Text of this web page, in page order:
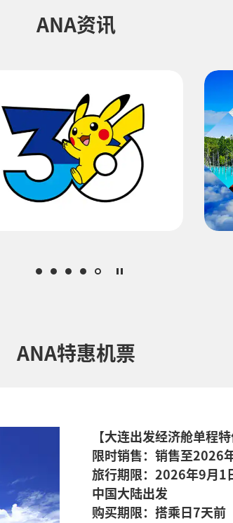
票时可能会因再次计算而发生费用的变动。
ANA资讯
ANA特惠机票
【大连出发经济舱单程
限时销售：销售至2026
旅行期限：2026年9月1
中国大陆出发
购买期限：搭乘日7天前